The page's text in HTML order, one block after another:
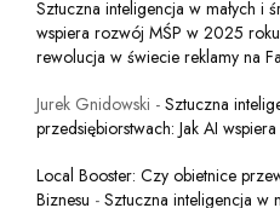
Sztuczna inteligencja w małych i
wspiera rozwój MŚP w 2025
rewolucja w świecie reklamy na
Jurek Gnidowski - Sztuczna
przedsiębiorstwach: Jak AI
Local Booster: Czy obietnice
Biznesu - Sztuczna inteligencja w